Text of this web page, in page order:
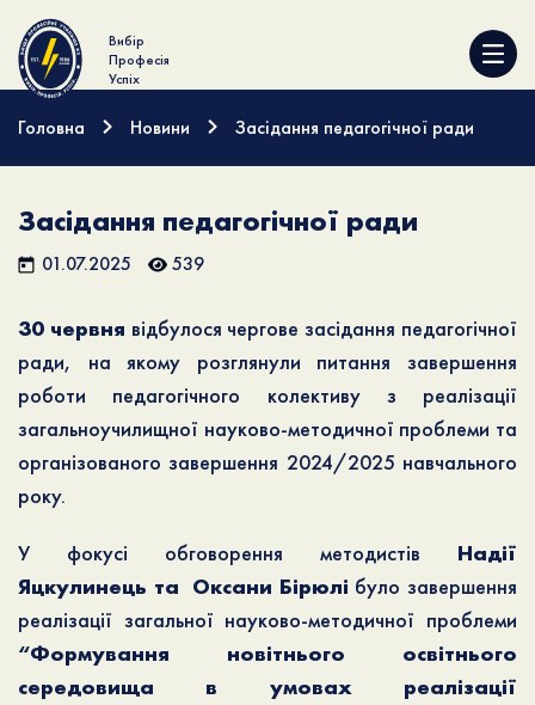
Вибір
Професія
Успіх
Головна Новини Засідання педагогічної ради
Засідання педагогічної ради
01.07.2025 539
30 червня відбулося чергове засідання педагогічної
ради, на якому розглянули питання завершення
роботи педагогічного колективу з реалізації
загальноучилищної науково-методичної проблеми та
організованого завершення 2024/2025 навчального
року.
У фокусі обговорення методистів Надії
Яцкулинець та Оксани Бірюлі було завершення
реалізації загальної науково-методичної проблеми
“Формування новітнього освітнього
середовища в умовах реалізації